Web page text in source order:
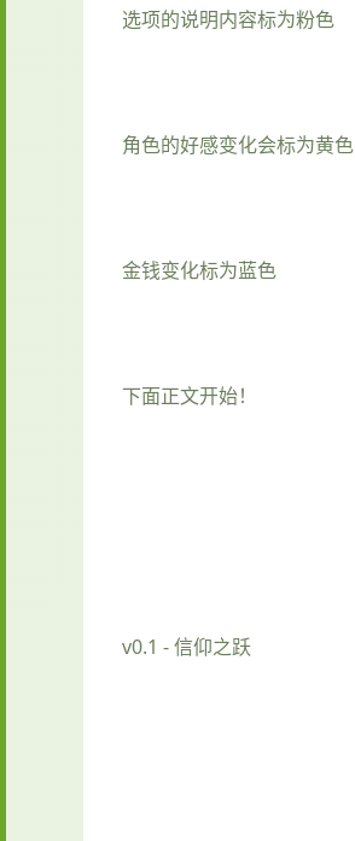
选项的说明内容标为粉色
角色的好感变化会标为黄色
金钱变化标为蓝色
下面正文开始！
v0.1 - 信仰之跃